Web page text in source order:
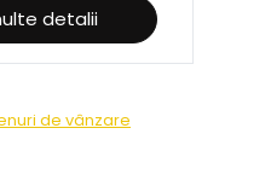
detalii
de vânzare